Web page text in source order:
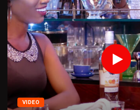
VIDEO